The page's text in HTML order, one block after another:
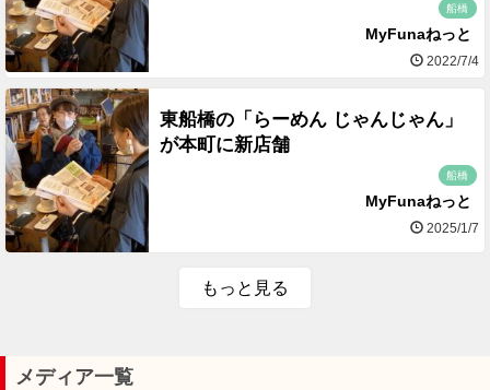
船橋
MyFunaねっと
2022/7/4
東船橋の「らーめん じゃんじゃん」
が本町に新店舗
船橋
MyFunaねっと
2025/1/7
もっと見る
メディア一覧